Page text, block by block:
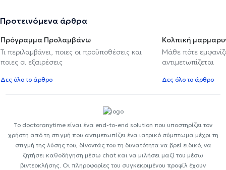
Προτεινόμενα άρθρα
Πρόγραμμα Προλαμβάνω
Τι περιλαμβάνει, ποιες οι προϋποθέσεις και
ποιες οι εξαιρέσεις
Δες όλο το άρθρο
Κολπική
Μάθε πότε
αντιμετωπίζεται
Δες όλο το άρθρο
Το doctoranytime είναι ένα end-to-end solution που υποστηρίζει τον
χρήστη από τη στιγμή που αντιμετωπίζει ένα ιατρικό σύμπτωμα μέχρι τη
στιγμή της λύσης του, δίνοντάς του τη δυνατότητα να βρεί ειδικό, να
ζητήσει καθοδήγηση μέσω chat και να μιλήσει μαζί του μέσω
βιντεοκλήσης. Οι πληροφορίες του συγκεκριμένου προφίλ έχουν